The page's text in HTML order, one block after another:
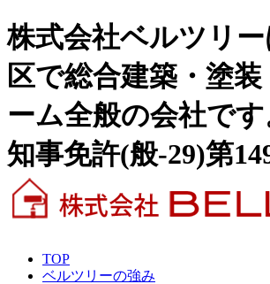
株式会社ベルツリー
区で総合建築・塗
ーム全般の会社で
知事免許(般-29)第
TOP
ベルツリーの強み